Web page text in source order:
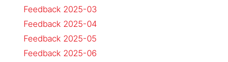
Feedback 2025-03
Feedback 2025-04
Feedback 2025-05
Feedback 2025-06